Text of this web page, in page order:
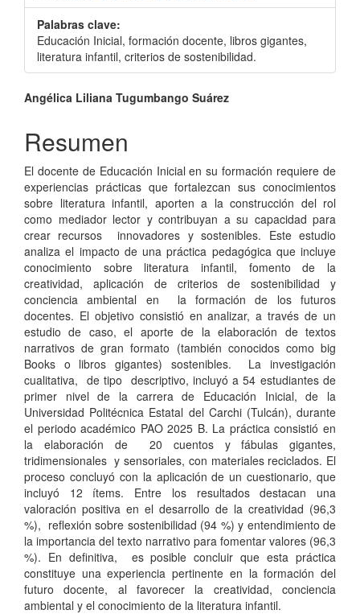
Palabras clave:
Educación Inicial, formación docente, libros gigantes,
literatura infantil, criterios de sostenibilidad.
Contenido
principal
del
artículo
Angélica Liliana Tugumbango Suárez
Resumen
El docente de Educación Inicial en su formación requiere de
experiencias prácticas que fortalezcan sus conocimientos
sobre literatura infantil, aporten a la construcción del rol
como mediador lector y contribuyan a su capacidad para
crear recursos innovadores y sostenibles. Este estudio
analiza el impacto de una práctica pedagógica que incluye
conocimiento sobre literatura infantil, fomento de la
creatividad, aplicación de criterios de sostenibilidad y
conciencia ambiental en la formación de los futuros
docentes. El objetivo consistió en analizar, a través de un
estudio de caso, el aporte de la elaboración de textos
narrativos de gran formato (también conocidos como big
Books o libros gigantes) sostenibles. La investigación
cualitativa, de tipo descriptivo, incluyó a 54 estudiantes de
primer nivel de la carrera de Educación Inicial, de la
Universidad Politécnica Estatal del Carchi (Tulcán), durante
el periodo académico PAO 2025 B. La práctica consistió en
la elaboración de 20 cuentos y fábulas gigantes,
tridimensionales y sensoriales, con materiales reciclados. El
proceso concluyó con la aplicación de un cuestionario, que
incluyó 12 ítems. Entre los resultados destacan una
valoración positiva en el desarrollo de la creatividad (96,3
%), reflexión sobre sostenibilidad (94 %) y entendimiento de
la importancia del texto narrativo para fomentar valores (96,3
%). En definitiva, es posible concluir que esta práctica
constituye una experiencia pertinente en la formación del
futuro docente, al favorecer la creatividad, conciencia
ambiental y el conocimiento de la literatura infantil.